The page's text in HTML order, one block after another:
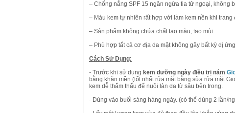
– Chống nắng SPF 15 ngăn ngừa tia tử ngoại, không
– Màu kem tự nhiên rất hợp với làm kem nền khi trang
– Sản phẩm không chứa chất tạo màu, tạo mùi.
– Phù hợp tất cả cơ địa da mặt không gây bất kỳ dị
Cách Sử Dụng:
- Trước khi sử dụng kem dưỡng ngày điều trị nám
bằng khăn mền (tốt nhất rửa mặt bằng sữa rửa mặt
kem dễ thẩm thấu để nuôi làn da từ sâu bên trong.
- Dùng vào buổi sáng hàng ngày. (có thể dùng 2 lần/